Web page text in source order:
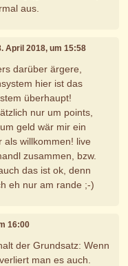
aus.
April 2018, um 15:58
darüber ärgere,
hier ist das
überhaupt!
nur um points,
geld wär mir ein
willkommen! live
zusammen, bzw.
das ist ok, denn
eh nur am rande ;-)
16:00
der Grundsatz: Wenn
man es auch.